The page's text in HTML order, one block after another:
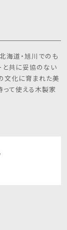
海道・旭川でのも
と共に妥協のない
文化に育まれた美
って使える木製家